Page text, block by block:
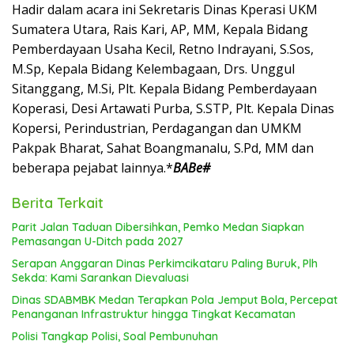
Hadir dalam acara ini Sekretaris Dinas Kperasi UKM
Sumatera Utara, Rais Kari, AP, MM, Kepala Bidang
Pemberdayaan Usaha Kecil, Retno Indrayani, S.Sos,
M.Sp, Kepala Bidang Kelembagaan, Drs. Unggul
Sitanggang, M.Si, Plt. Kepala Bidang Pemberdayaan
Koperasi, Desi Artawati Purba, S.STP, Plt. Kepala Dinas
Kopersi, Perindustrian, Perdagangan dan UMKM
Pakpak Bharat, Sahat Boangmanalu, S.Pd, MM dan
beberapa pejabat lainnya.*BABe#
Berita Terkait
Parit Jalan Taduan Dibersihkan, Pemko Medan Siapkan
Pemasangan U-Ditch pada 2027
Serapan Anggaran Dinas Perkimcikataru Paling Buruk, Plh
Sekda: Kami Sarankan Dievaluasi
Dinas SDABMBK Medan Terapkan Pola Jemput Bola, Percepat
Penanganan Infrastruktur hingga Tingkat Kecamatan
Polisi Tangkap Polisi, Soal Pembunuhan